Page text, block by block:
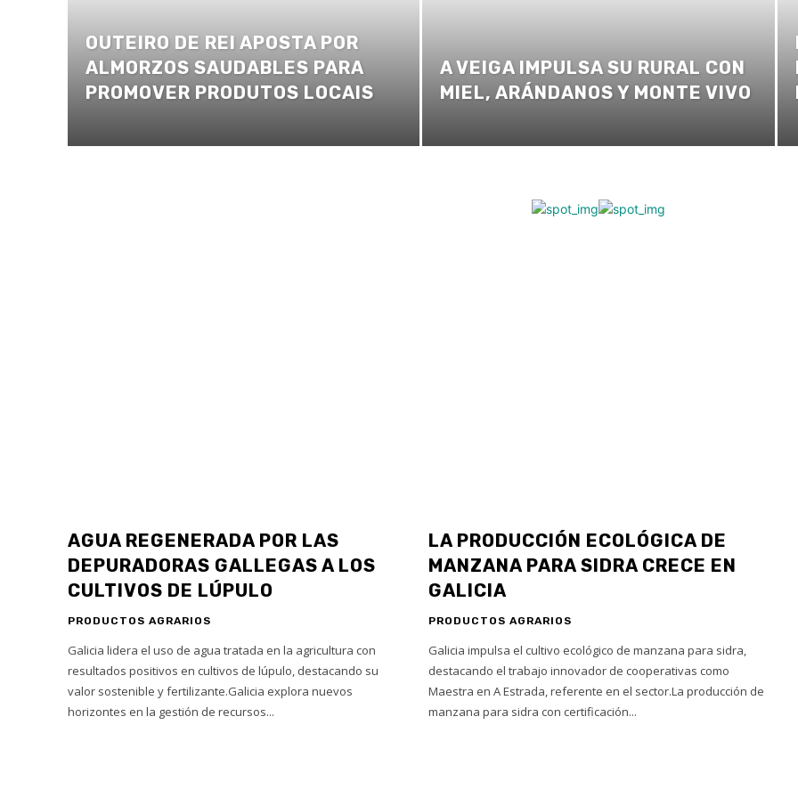
OUTEIRO DE REI APOSTA POR
ALMORZOS SAUDABLES PARA
PROMOVER PRODUTOS LOCAIS
A VEIGA IMPULSA SU RURAL CON
MIEL, ARÁNDANOS Y MONTE VIVO
AGUA REGENERADA POR LAS
DEPURADORAS GALLEGAS A LOS
CULTIVOS DE LÚPULO
PRODUCTOS AGRARIOS
Galicia lidera el uso de agua tratada en la agricultura con
resultados positivos en cultivos de lúpulo, destacando su
valor sostenible y fertilizante.Galicia explora nuevos
horizontes en la gestión de recursos...
LA PRODUCCIÓN ECOLÓGICA DE
MANZANA PARA SIDRA CRECE EN
GALICIA
PRODUCTOS AGRARIOS
Galicia impulsa el cultivo ecológico de manzana para sidra,
destacando el trabajo innovador de cooperativas como
Maestra en A Estrada, referente en el sector.La producción de
manzana para sidra con certificación...